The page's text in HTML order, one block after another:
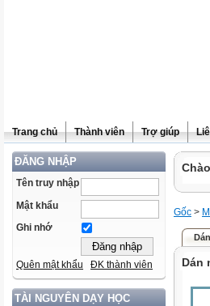
Trang chủ Thành viên Trợ giúp
ĐĂNG NHẬP
Tên truy nhập
Mật khẩu
Ghi nhớ
Quên mật khẩu ĐK thành viên
TÀI NGUYÊN DẠY HỌC
Gốc >
Dán